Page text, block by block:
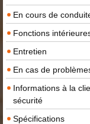
En cours de
Fonctions
Entretien
En cas de
Informations à la
sécurité
Spécifications